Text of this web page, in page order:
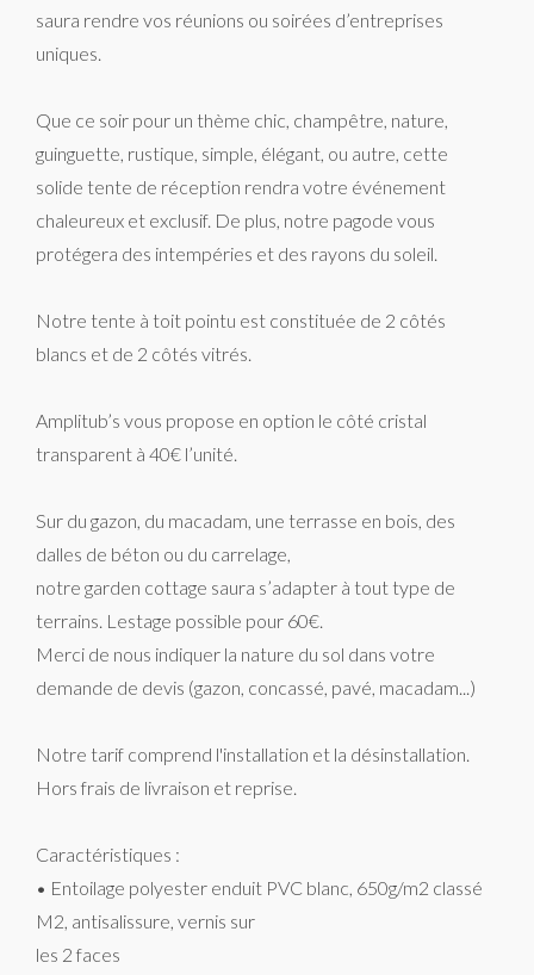
saura rendre vos réunions ou soirées d’entreprises
uniques.
Que ce soir pour un thème chic, champêtre, nature,
guinguette, rustique, simple, élégant, ou autre, cette
solide tente de réception rendra votre événement
chaleureux et exclusif. De plus, notre pagode vous
protégera des intempéries et des rayons du soleil.
Notre tente à toit pointu est constituée de 2 côtés
blancs et de 2 côtés vitrés.
Amplitub’s vous propose en option le côté cristal
transparent à 40€ l’unité.
Sur du gazon, du macadam, une terrasse en bois, des
dalles de béton ou du carrelage,
notre garden cottage saura s’adapter à tout type de
terrains. Lestage possible pour 60€.
Merci de nous indiquer la nature du sol dans votre
demande de devis (gazon, concassé, pavé, macadam...)
Notre tarif comprend l'installation et la désinstallation.
Hors frais de livraison et reprise.
Caractéristiques :
• Entoilage polyester enduit PVC blanc, 650g/m2 classé
M2, antisalissure, vernis sur
les 2 faces